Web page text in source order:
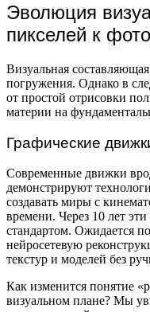
Эволюция
пикселей к
Визуальная
погружения. Однако в
от простой отрисовки
материи на
Графические
Современные движки
демонстрируют
создавать миры с
времени. Через 10 лет
стандартом. Ожидается
нейросетевую
текстур и моделей без
Как изменится понятие
визуальном плане? Мы